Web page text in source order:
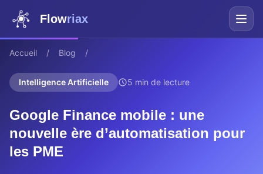
Flowriax
Accueil / Blog /
Intelligence Artificielle 5 min de lecture
Google Finance mobile : une
nouvelle ère d’automatisation pour
les PME